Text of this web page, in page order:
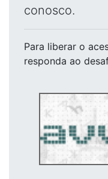
conosco.
Para liberar o
responda ao